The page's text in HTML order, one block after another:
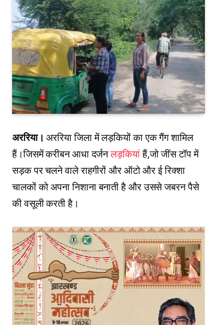
अररिया। अररिया जिला में लड़कियों का एक गैंग शामिल
हैं।जिसमें करीबन आधा दर्जनलड़कियांहैं,जो जींस टॉप में
सड़क पर चलने वाले राहगीरों और ऑटो और ई रिक्शा
चालकों को अपना निशाना बनाती है और उससे जबरन पैसे
की वसूली करती है।